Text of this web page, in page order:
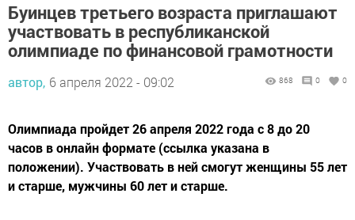
Буинцев третьего возраста приглашают
участвовать в республиканской
олимпиаде по финансовой грамотности
автор, 6 апреля 2022 - 09:02 868 0 0
Олимпиада пройдет 26 апреля 2022 года с 8 до 20
часов в онлайн формате (ссылка указана в
положении). Участвовать в ней смогут женщины 55 лет
и старше, мужчины 60 лет и старше.